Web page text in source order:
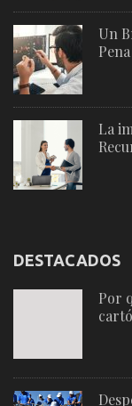
Un
La
DESTACADOS
Por